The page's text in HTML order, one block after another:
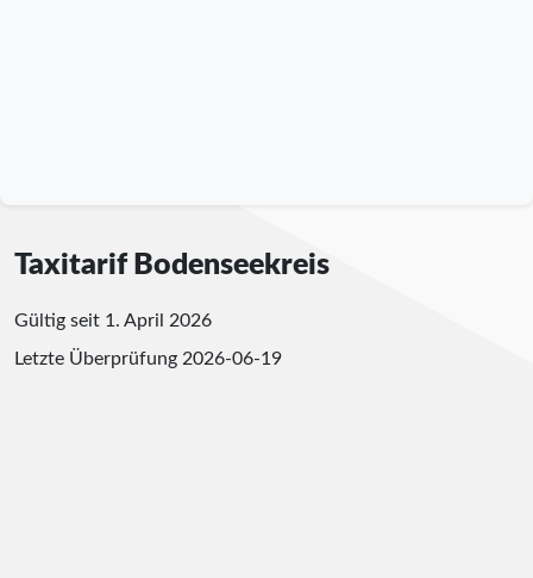
Taxitarif Bodenseekreis
Gültig seit 1. April 2026
Letzte Überprüfung 2026-06-19